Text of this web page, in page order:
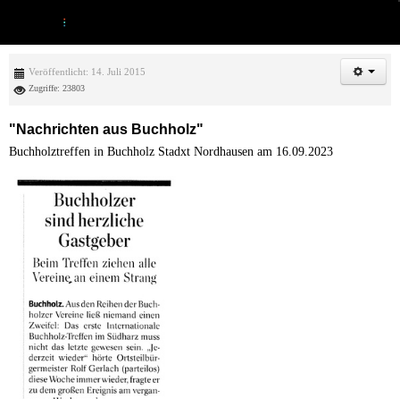
Veröffentlicht: 14. Juli 2015
Zugriffe: 23803
"Nachrichten aus Buchholz"
Buchholztreffen in Buchholz Stadxt Nordhausen am 16.09.2023